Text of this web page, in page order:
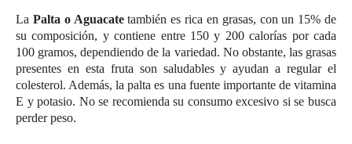
La Palta o Aguacatetambién es rica en grasas, con un 15% de
su composición, y contiene entre 150 y 200 calorías por cada
100 gramos, dependiendo de la variedad. No obstante, las grasas
presentes en esta fruta son saludables y ayudan a regular el
colesterol. Además, la palta es una fuente importante de vitamina
E y potasio. No se recomienda su consumo excesivo si se busca
perder peso.